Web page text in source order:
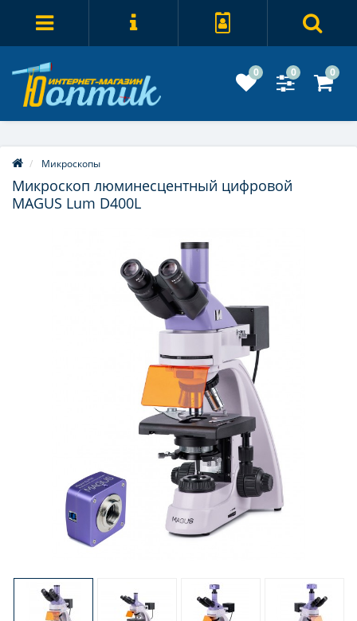
0 0 0
Микроскопы
Микроскоп люминесцентный цифровой
MAGUS Lum D400L